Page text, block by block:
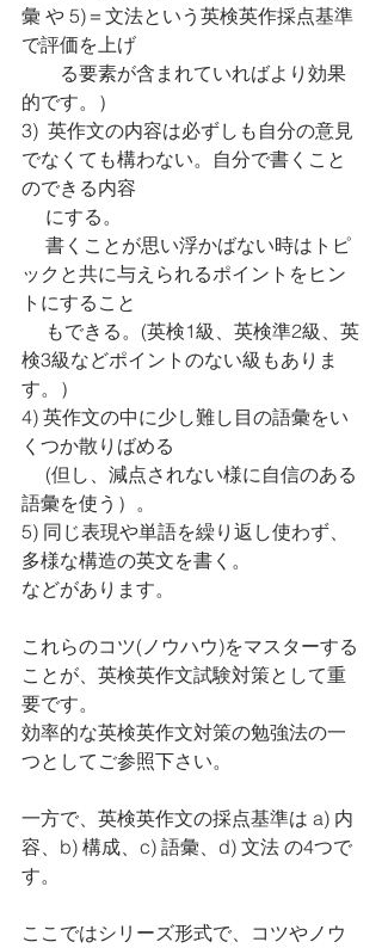
彙 や 5)＝文法という英検英作採点基準
で評価を上げ
る要素が含まれていればより効果
的です。）
3)  英作文の内容は必ずしも自分の意見
でなくても構わない。自分で書くこと
のできる内容
にする。
ックと共に与えられるポイントをヒン
トにすること
もできる。(英検1級、英検準2級、英
検3級などポイントのない級もありま
す。）
4) 英作文の中に少し難し目の語彙をい
くつか散りばめる
(但し、減点されない様に自信のある
語彙を使う）。
5) 同じ表現や単語を繰り返し使わず、
多様な構造の英文を書く。
などがあります。
これらのコツ(ノウハウ)をマスターする
ことが、英検英作文試験対策として重
要です。
効率的な英検英作文対策の勉強法の一
つとしてご参照下さい。
一方で、英検英作文の採点基準は a) 内
容、b) 構成、c) 語彙、d) 文法 の4つで
す。
ここではシリーズ形式で、コツやノウ